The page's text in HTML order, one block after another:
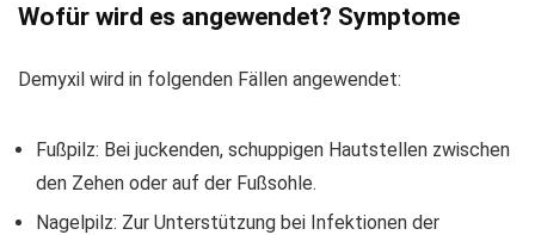
Wofür wird es angewendet? Symptome
Demyxil wird in folgenden Fällen angewendet:
Fußpilz: Bei juckenden, schuppigen Hautstellen zwischen
den Zehen oder auf der Fußsohle.
Nagelpilz: Zur Unterstützung bei Infektionen der